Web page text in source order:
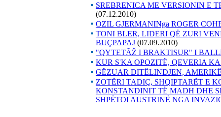
SREBRENICA ME VERSIONIN E
(07.12.2010)
OZIL GJERMANINga ROGER
TONI BLER, LIDERI QË ZURI
BUÇPAPAJ (07.09.2010)
"QYTETÃŽ I BRAKTISUR" I
KUR S'KA OPOZITË, QEVERIA
GËZUAR DITËLINDJEN,
ZOTËRI TADIÇ, SHQIPTARËT E
KONSTANDINIT TË MADH DHE
SHPËTOI AUSTRINË NGA